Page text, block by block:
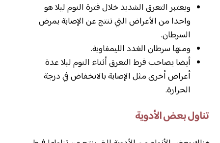
ويعتبر التعرق الشديد خلال فترة النوم ليلا هو
واحدا من الأعراض التي تنتج عن الإصابة بمرض
السرطان.
ومنها سرطان الغدد الليمفاوية.
أيضا يصاحب فرط التعرق أثناء النوم ليلا عدة
أعراض أخرى مثل الإصابة بالانخفاض في درجة
الحرارة.
تناول بعض الأدوية